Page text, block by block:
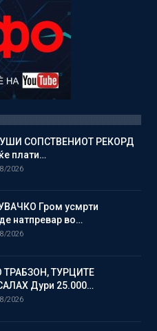
СОПСТВЕНИОТ РЕКОРД
плати…
2026
Гром усмрти
натпревар во…
2026
ТУРЦИТЕ
Дури 25.000…
2026